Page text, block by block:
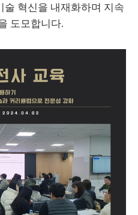
혁신을 내재화하며 지속
도모합니다.